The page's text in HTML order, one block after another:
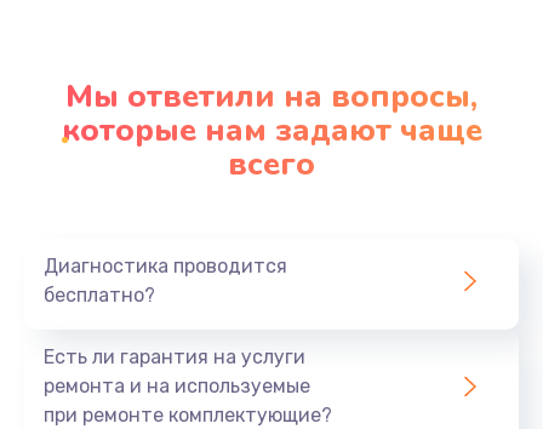
Заказать
Профилактическая чистка
Заказать
Мы ответили на вопросы,
которые нам задают чаще
всего
Диагностика проводится
бесплатно?
Есть ли гарантия на услуги
ремонта и на используемые
при ремонте комплектующие?